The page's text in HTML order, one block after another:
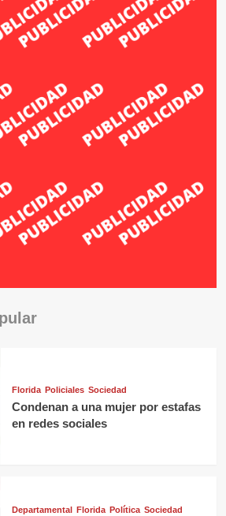
Florida Policiales Sociedad
Condenan a una mujer por estafas
en redes sociales
Departamental Florida Política Sociedad